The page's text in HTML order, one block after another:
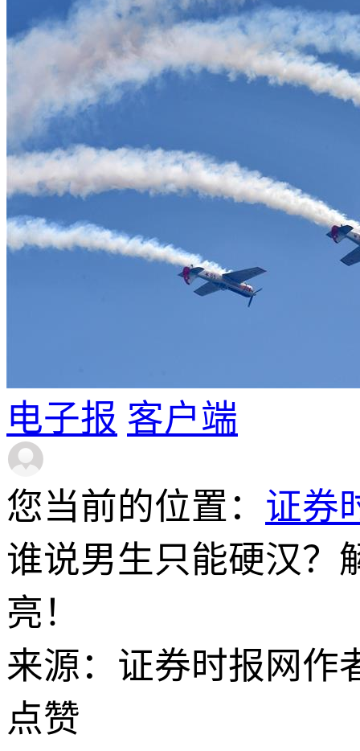
电子报 客户端
您当前的位置： 证券
谁说男生只能硬汉？
亮！
来源：证券时报网作
点赞